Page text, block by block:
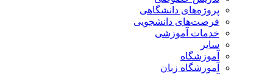
پروژه‌های دانشگاهی
فرصت‌های دانشجویی
خدمات آموزشی
سایر
آموزشگاه
آموزشگاه زبان